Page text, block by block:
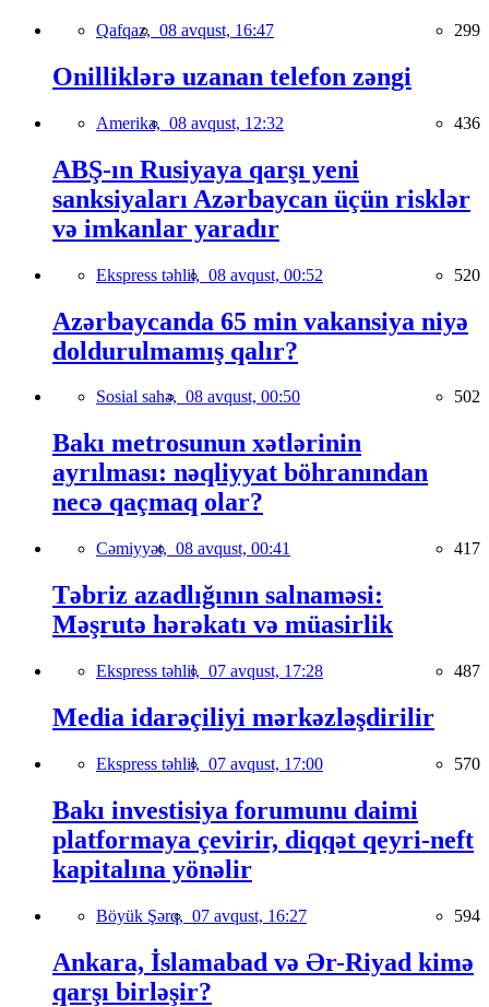
Qafqaz, 08 avqust, 16:47 299
Onilliklərə uzanan telefon zəngi
Amerika, 08 avqust, 12:32 436
ABŞ-ın Rusiyaya qarşı yeni
sanksiyaları Azərbaycan üçün risklər
və imkanlar yaradır
Ekspress təhlil, 08 avqust, 00:52 520
Azərbaycanda 65 min vakansiya niyə
doldurulmamış qalır?
Sosial sahə, 08 avqust, 00:50 502
Bakı metrosunun xətlərinin
ayrılması: nəqliyyat böhranından
necə qaçmaq olar?
Cəmiyyət, 08 avqust, 00:41 417
Təbriz azadlığının salnaməsi:
Məşrutə hərəkatı və müasirlik
Ekspress təhlil, 07 avqust, 17:28 487
Media idarəçiliyi mərkəzləşdirilir
Ekspress təhlil, 07 avqust, 17:00 570
Bakı investisiya forumunu daimi
platformaya çevirir, diqqət qeyri-neft
kapitalına yönəlir
Böyük Şərq, 07 avqust, 16:27 594
Ankara, İslamabad və Ər-Riyad kimə
qarşı birləşir?